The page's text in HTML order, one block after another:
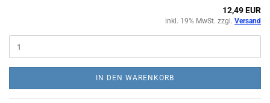
12,49 EUR
inkl. 19% MwSt. zzgl. Versand
IN DEN WARENKORB